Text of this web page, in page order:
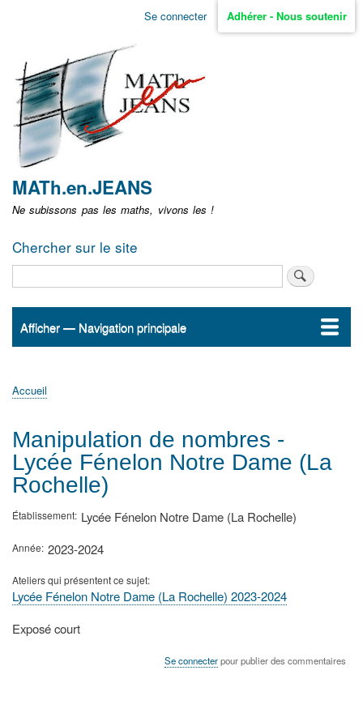
Aller
non
identifié
Se connecter Adhérer - Nous soutenir
MATh.en.JEANS
Ne subissons pas les maths, vivons les !
Chercher sur le site
Navigation
Afficher — Navigation principale
Accueil
ActualitésMATh.en.JEANS ?
Régions et Ateliers
Créer, gérer un atelier
Sujets/Publications
Congrès
d'Ariane
Accueil
Manipulation de nombres -
Lycée Fénelon Notre Dame (La
Rochelle)
Établissement Lycée Fénelon Notre Dame (La Rochelle)
Année 2023-2024
Ateliers qui présentent ce sujet
Lycée Fénelon Notre Dame (La Rochelle) 2023-2024
Type
Exposé court
Se connecterpour publier des commentaires